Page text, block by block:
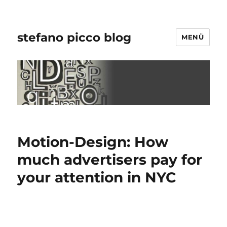
stefano picco blog MENÜ
Motion-Design: How
much advertisers pay for
your attention in NYC